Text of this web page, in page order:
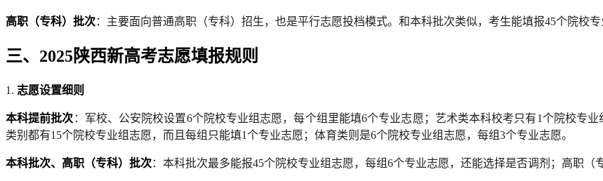
高职（专科）批次：主要面向普通高职（专科）招生，也是平行志愿投档模式。和本科批次类似，考生能填报45个院校
三、2025陕西新高考志愿填报规则
1. 志愿设置细则
本科提前批次 ：军校、公安院校设置6个院校专业组志愿，每个组里能填6个专业志愿；艺术类本科校考只有1个院校专
类别都有15个院校专业组志愿，而且每组只能填1个专业志愿；体育类则是6个院校专业组志愿，每组3个专业志愿。
本科批次、高职（专科）批次：本科批次最多能报45个院校专业组志愿，每组6个专业志愿，还能选择是否调剂；高职（